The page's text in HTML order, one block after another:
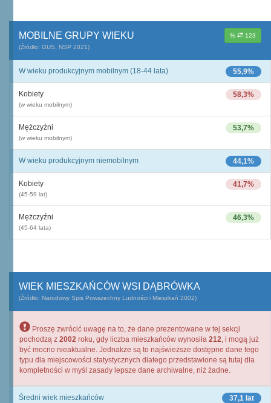
% 123
MOBILNE GRUPY WIEKU
(Źródło: GUS, NSP 2021)
55,9%
W wieku produkcyjnym mobilnym (18-44 lata)
58,3%
Kobiety
(w wieku mobilnym)
53,7%
Mężczyźni
(w wieku mobilnym)
44,1%
W wieku produkcyjnym niemobilnym
41,7%
Kobiety
(45-59 lat)
46,3%
Mężczyźni
(45-64 lata)
WIEK MIESZKAŃCÓW WSI DĄBRÓWKA
(Źródło: Narodowy Spis Powszechny Ludności i Mieszkań 2002)
Proszę zwrócić uwagę na to, że dane prezentowane w tej sekcji
pochodzą z 2002 roku, gdy liczba mieszkańców wynosiła 212, i mogą już
być mocno nieaktualne. Jednakże są to najświeższe dostępne dane tego
typu dla miejscowości statystycznych dlatego przedstawione są tutaj dla
kompletności w myśl zasady lepsze dane archiwalne, niż żadne.
37,1 lat
Średni wiek mieszkańców